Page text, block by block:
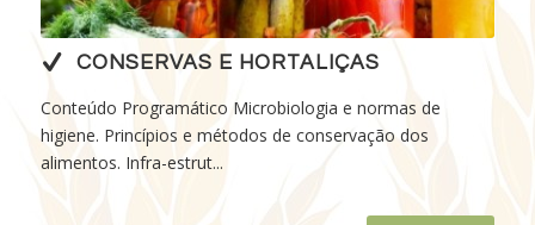
CONSERVAS E HORTALIÇAS
Conteúdo Programático Microbiologia e normas de
higiene. Princípios e métodos de conservação dos
alimentos. Infra-estrut...